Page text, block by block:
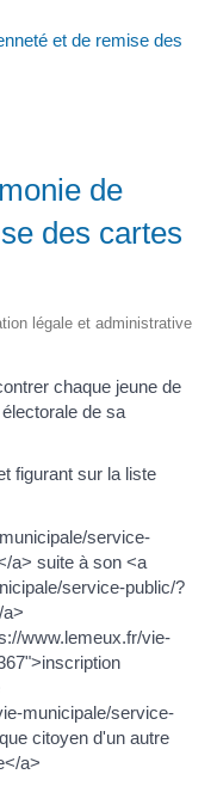
et de remise des
de
des cartes
légale et administrative
chaque jeune de
de sa
figurant sur la liste
service-
a> suite à son <a
service-public/?
www.lemeux.fr/vie-
municipale/service-
citoyen d'un autre
a>